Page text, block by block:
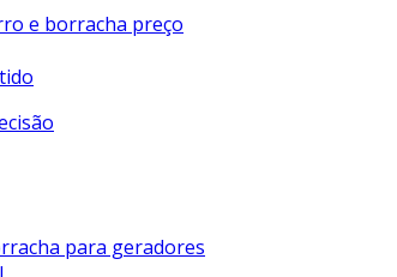
e borracha preço
para geradores